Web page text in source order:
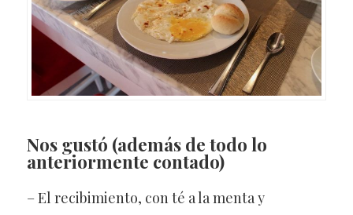
Nos gustó (además de todo lo
anteriormente contado)
– El recibimiento, con té a la menta y